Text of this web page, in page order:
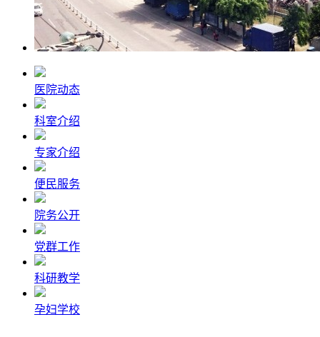
医院动态
科室介绍
专家介绍
便民服务
院务公开
党群工作
科研教学
孕妇学校